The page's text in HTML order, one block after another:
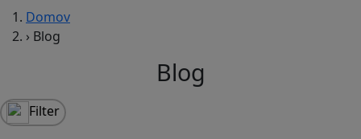
Domov
› Blog
Blog
Filter